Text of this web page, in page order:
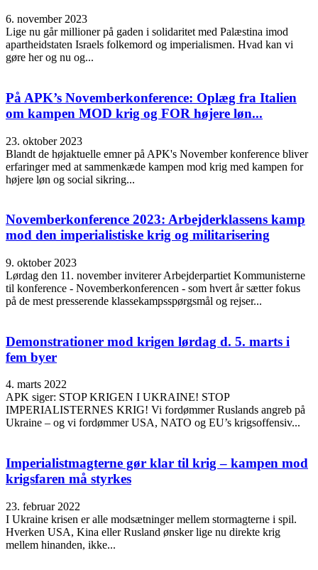
6. november 2023
Lige nu går millioner på gaden i solidaritet med Palæstina imod
apartheidstaten Israels folkemord og imperialismen. Hvad kan vi
gøre her og nu og...
På APK’s Novemberkonference: Oplæg fra Italien
om kampen MOD krig og FOR højere løn...
23. oktober 2023
Blandt de højaktuelle emner på APK's November konference bliver
erfaringer med at sammenkæde kampen mod krig med kampen for
højere løn og social sikring...
Novemberkonference 2023: Arbejderklassens kamp
mod den imperialistiske krig og militarisering
9. oktober 2023
Lørdag den 11. november inviterer Arbejderpartiet Kommunisterne
til konference - Novemberkonferencen - som hvert år sætter fokus
på de mest presserende klassekampsspørgsmål og rejser...
Demonstrationer mod krigen lørdag d. 5. marts i
fem byer
4. marts 2022
APK siger: STOP KRIGEN I UKRAINE! STOP
IMPERIALISTERNES KRIG! Vi fordømmer Ruslands angreb på
Ukraine – og vi fordømmer USA, NATO og EU’s krigsoffensiv...
Imperialistmagterne gør klar til krig – kampen mod
krigsfaren må styrkes
23. februar 2022
I Ukraine krisen er alle modsætninger mellem stormagterne i spil.
Hverken USA, Kina eller Rusland ønsker lige nu direkte krig
mellem hinanden, ikke...